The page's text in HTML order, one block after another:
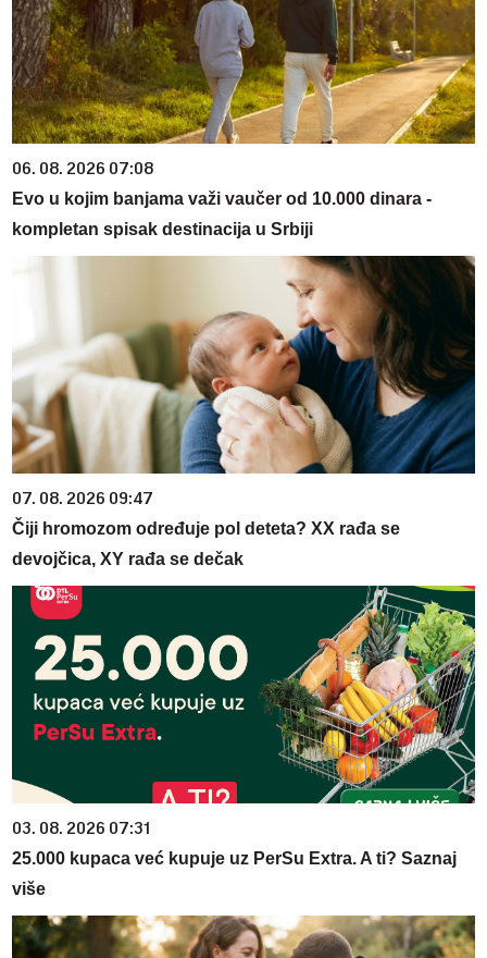
06. 08. 2026 07:08
Evo u kojim banjama važi vaučer od 10.000 dinara -
kompletan spisak destinacija u Srbiji
07. 08. 2026 09:47
Čiji hromozom određuje pol deteta? XX rađa se
devojčica, XY rađa se dečak
03. 08. 2026 07:31
25.000 kupaca već kupuje uz PerSu Extra. A ti? Saznaj
više